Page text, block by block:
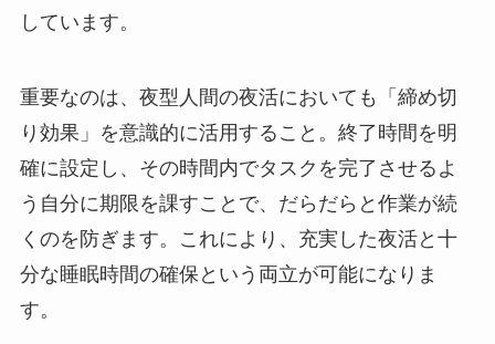
しています。
重要なのは、夜型人間の夜活においても「締め切
り効果」を意識的に活用すること。終了時間を明
確に設定し、その時間内でタスクを完了させるよ
う自分に期限を課すことで、だらだらと作業が続
くのを防ぎます。これにより、充実した夜活と十
分な睡眠時間の確保という両立が可能になりま
す。